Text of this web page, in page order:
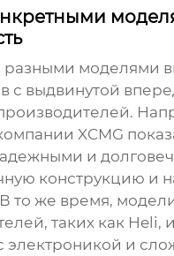
разными моделями
с выдвинутой
XCMG
и
конструкцию и
то же время,
таких как Heli,
электроникой и